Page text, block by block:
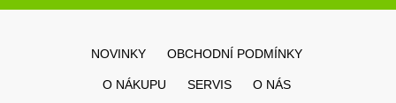
NOVINKY OBCHODNÍ PODMÍNKY
O NÁKUPU SERVIS O NÁS